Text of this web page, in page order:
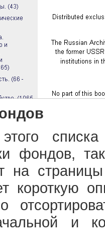
фондов,
на
короткую
и